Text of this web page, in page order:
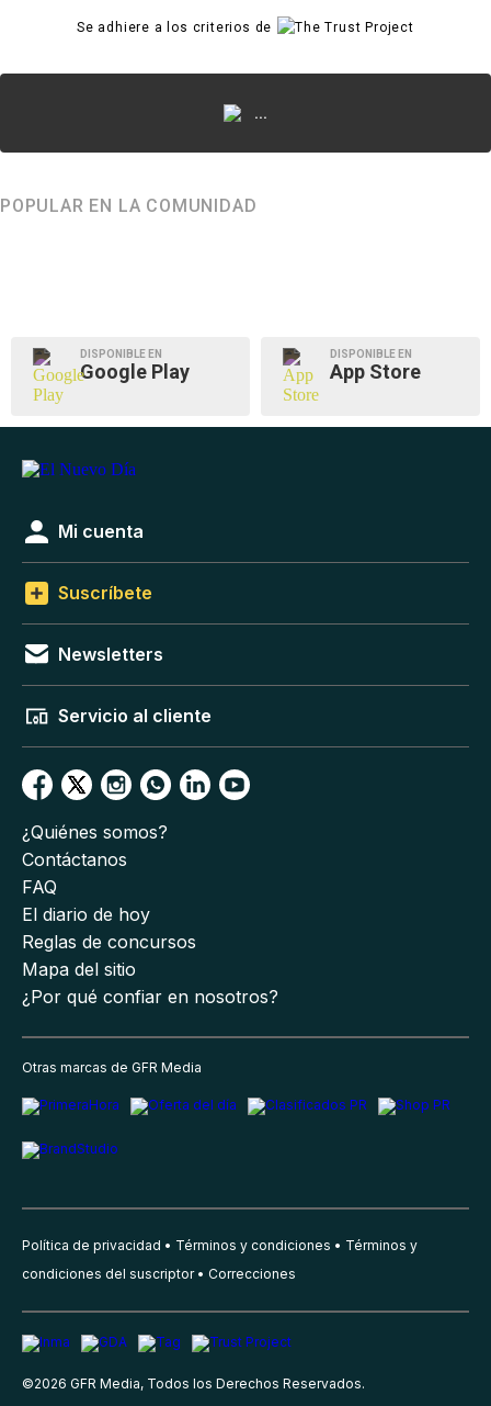
Se adhiere a los criterios de
...
POPULAR EN LA COMUNIDAD
DISPONIBLE EN
Google Play
DISPONIBLE EN
App Store
Mi cuenta
Suscríbete
Newsletters
Servicio al cliente
¿Quiénes somos?
Contáctanos
FAQ
El diario de hoy
Reglas de concursos
Mapa del sitio
¿Por qué confiar en nosotros?
Otras marcas de GFR Media
Política de privacidad Términos y condiciones
Términos y
condiciones del suscriptor
Correcciones
©2026 GFR Media, Todos los Derechos Reservados.